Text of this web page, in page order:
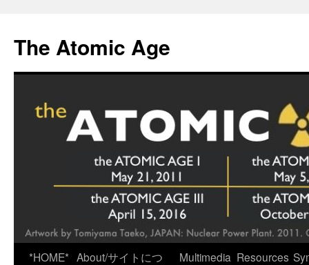
content
The Atomic Age
*HOME* About/サイトにつ
Multimedia Resources